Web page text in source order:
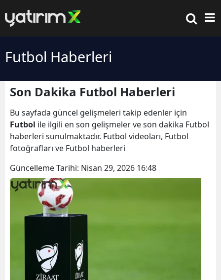
Futbol Haberleri
Son Dakika Futbol Haberleri
Bu sayfada güncel gelişmeleri takip edenler için
Futbol ile ilgili en son gelişmeler ve son dakika Futbol
haberleri sunulmaktadır. Futbol videoları, Futbol
fotoğrafları ve Futbol haberleri
Güncelleme Tarihi: Nisan 29, 2026 16:48